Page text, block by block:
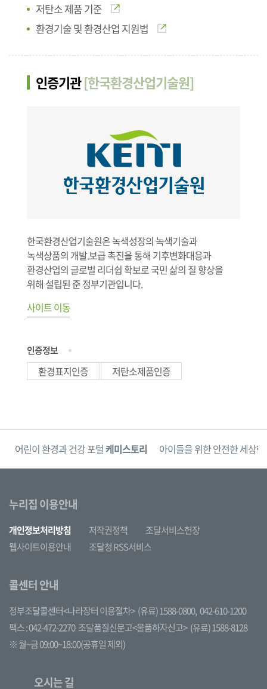
저탄소 제품 기준
환경기술 및 환경산업 지원법
인증기관[한국환경산업기술원]
한국환경산업기술원은 녹색성장의 녹색기술과
녹색상품의 개발.보급 촉진을 통해 기후변화대응과
환경산업의 글로벌 리더쉽 확보로 국민 삶의 질 향상을
위해 설립된 준 정부기관입니다.
사이트 이동
인증정보
환경표지인증 저탄소제품인증
어린이 환경과 건강 포털케미스토리 아이들을 위한 안전한 세상
누리집 이용안내
개인정보처리방침 저작권정책
조달서비스헌장
웹사이트이용안내
조달청 RSS서비스
콜센터 안내
정부조달콜센터<나라장터 이용절차> (유료) 1588-0800, 042-610-1200
팩스 : 042-472-2270 조달품질신문고<물품하자신고> (유료) 1588-8128
※ 월~금 09:00~18:00(공휴일 제외)
오시는 길